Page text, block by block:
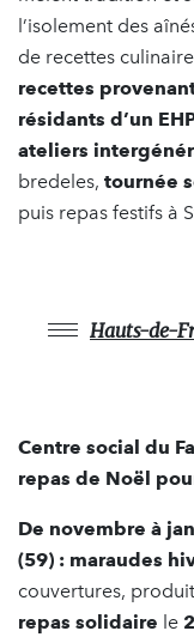
l’isolement des
de recettes
recettes
résidants d’un
ateliers
bredeles, tournée
puis repas festifs à
Hauts-de-
Centre social du
repas de Noël
De novembre à
(59) : maraudes
couvertures,
repas solidaire le